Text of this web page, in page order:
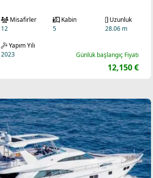
Günlük başlangıç Fiyatı
12,150 €
Misafirler
12
Kabin
5
Uzunluk
28.06 m
Yapım Yılı
2023